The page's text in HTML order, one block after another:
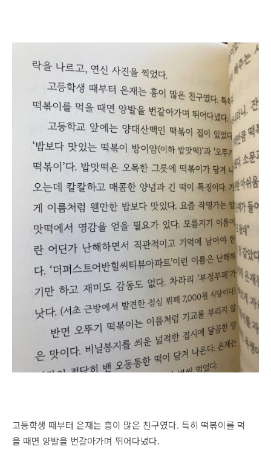
고등학생 때부터 은재는 흥이 많은 친구였다. 특히 떡볶이를 먹
을 때면 양발을 번갈아가며 뛰어다녔다.